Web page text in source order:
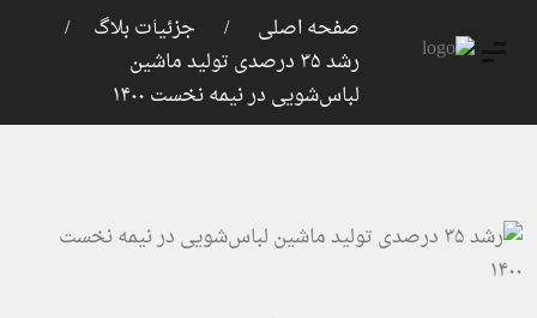
ورود ثبت نام صفحه اصلی
جزئیات بلاگ
رشد ۳۵ درصدی تولید ماشین
لباس‌شویی در نیمه نخست ۱۴۰۰